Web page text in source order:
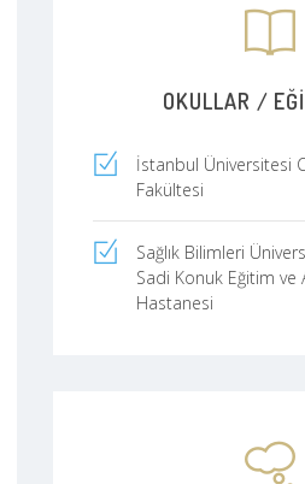
OKULLAR /
İstanbul Üniversitesi
Fakültesi
Sağlık Bilimleri
Sadi Konuk Eğitim ve
Hastanesi